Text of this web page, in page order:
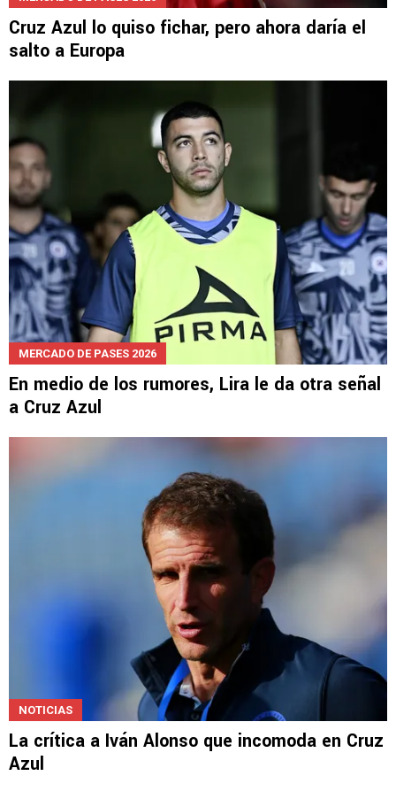
Cruz Azul lo quiso fichar, pero ahora daría el
salto a Europa
MERCADO DE PASES 2026
En medio de los rumores, Lira le da otra señal
a Cruz Azul
NOTICIAS
La crítica a Iván Alonso que incomoda en Cruz
Azul